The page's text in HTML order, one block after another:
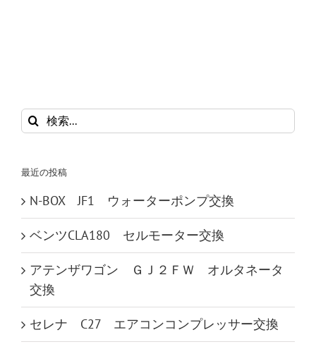
検
索
最近の投稿
N-BOX JF1 ウォーターポンプ交換
ベンツCLA180 セルモーター交換
アテンザワゴン ＧＪ２ＦＷ オルタネータ
交換
セレナ C27 エアコンコンプレッサー交換